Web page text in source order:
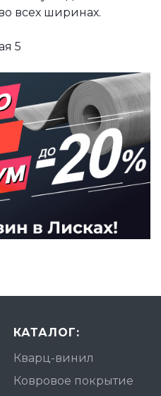
всех ширинах.
5
КАТАЛОГ:
Кварц-винил
Ковровое покрытие